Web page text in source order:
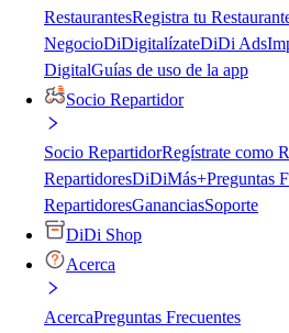
RestaurantesRegistra tu
NegocioDiDigitalízateDiDi Ads
DigitalGuías de uso de la app
Socio Repartidor
Socio RepartidorRegístrate como
RepartidoresDiDiMás+Preguntas
RepartidoresGananciasSoporte
DiDi Shop
Acerca
AcercaPreguntas Frecuentes